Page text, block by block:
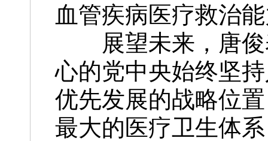
血管疾病医疗救治
展望未来，唐俊
心的党中央始终坚
优先发展的战略位
最大的医疗卫生体